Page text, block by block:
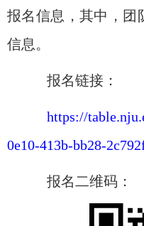
报名信息，其中，团
信息。
报名链接 ：
https://
0e10-413b-bb28-
报名二维码：